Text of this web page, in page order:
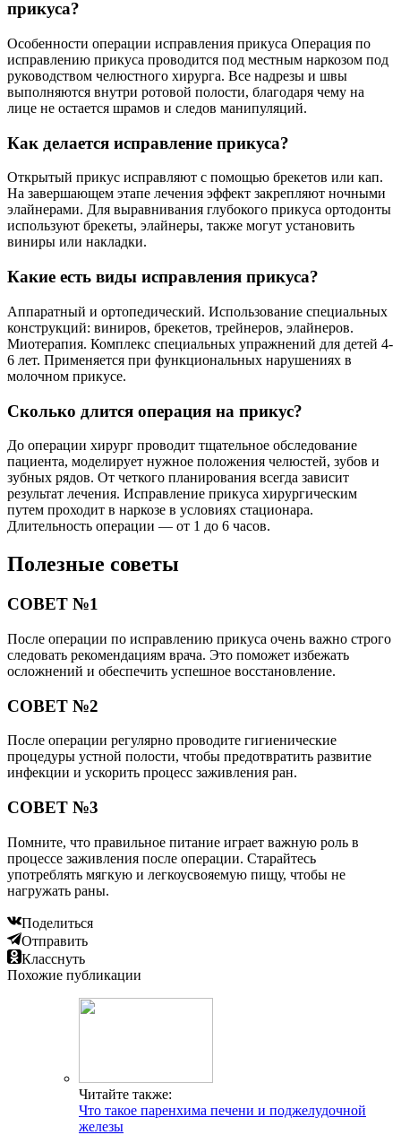
прикуса?
Особенности операции исправления прикуса Операция по
исправлению прикуса проводится под местным наркозом под
руководством челюстного хирурга. Все надрезы и швы
выполняются внутри ротовой полости, благодаря чему на
лице не остается шрамов и следов манипуляций.
Как делается исправление прикуса?
Открытый прикус исправляют с помощью брекетов или кап.
На завершающем этапе лечения эффект закрепляют ночными
элайнерами. Для выравнивания глубокого прикуса ортодонты
используют брекеты, элайнеры, также могут установить
виниры или накладки.
Какие есть виды исправления прикуса?
Аппаратный и ортопедический. Использование специальных
конструкций: виниров, брекетов, трейнеров, элайнеров.
Миотерапия. Комплекс специальных упражнений для детей 4-
6 лет. Применяется при функциональных нарушениях в
молочном прикусе.
Сколько длится операция на прикус?
До операции хирург проводит тщательное обследование
пациента, моделирует нужное положения челюстей, зубов и
зубных рядов. От четкого планирования всегда зависит
результат лечения. Исправление прикуса хирургическим
путем проходит в наркозе в условиях стационара.
Длительность операции — от 1 до 6 часов.
Полезные советы
СОВЕТ №1
После операции по исправлению прикуса очень важно строго
следовать рекомендациям врача. Это поможет избежать
осложнений и обеспечить успешное восстановление.
СОВЕТ №2
После операции регулярно проводите гигиенические
процедуры устной полости, чтобы предотвратить развитие
инфекции и ускорить процесс заживления ран.
СОВЕТ №3
Помните, что правильное питание играет важную роль в
процессе заживления после операции. Старайтесь
употреблять мягкую и легкоусвояемую пищу, чтобы не
нагружать раны.
Поделиться
Отправить
Класснуть
Похожие публикации
Читайте также:
Что такое паренхима печени и поджелудочной
железы